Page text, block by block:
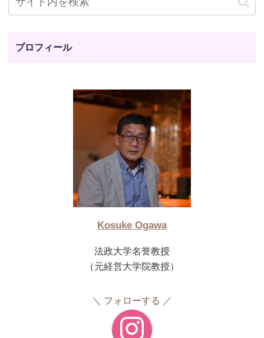
プロフィール
Kosuke Ogawa
法政大学名誉教授
（元経営大学院教授）
フォローする